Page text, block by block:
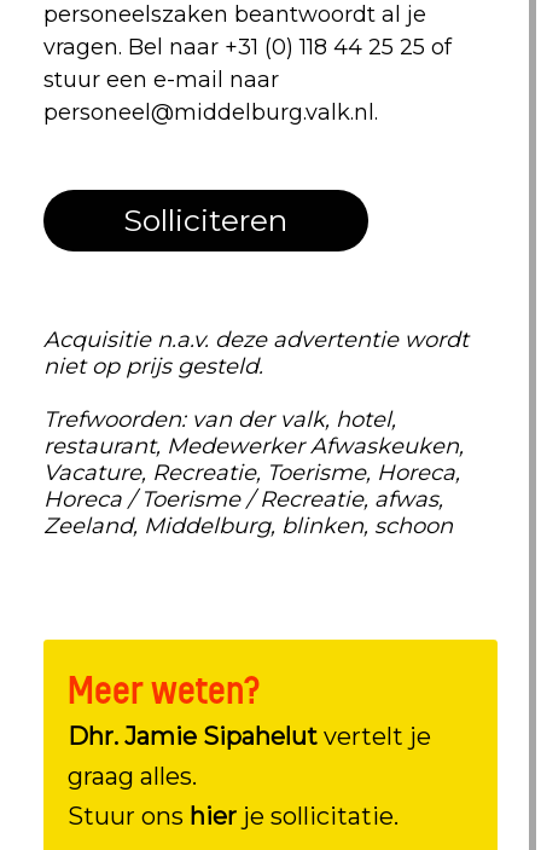
personeelszaken beantwoordt al je
vragen. Bel naar +31 (0) 118 44 25 25 of
stuur een e-mail naar
personeel@middelburg.valk.nl.
Solliciteren
Acquisitie n.a.v. deze advertentie wordt
niet op prijs gesteld.
Trefwoorden: van der valk, hotel,
restaurant, Medewerker Afwaskeuken,
Vacature, Recreatie, Toerisme, Horeca,
Horeca / Toerisme / Recreatie, afwas,
Zeeland, Middelburg, blinken, schoon
Meer weten?
Dhr. Jamie Sipahelutvertelt je
graag alles.
Stuur ons hier je sollicitatie.